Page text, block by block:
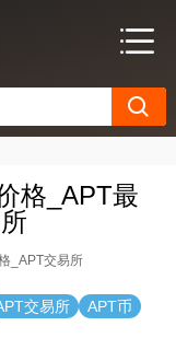
格_APT最
_APT交易所
交易所
APT币